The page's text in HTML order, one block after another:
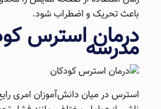
باعث تحریک و اضطراب شود.
درمان استرس
مدرسه
استرس در میان دانش‌آموزان امری